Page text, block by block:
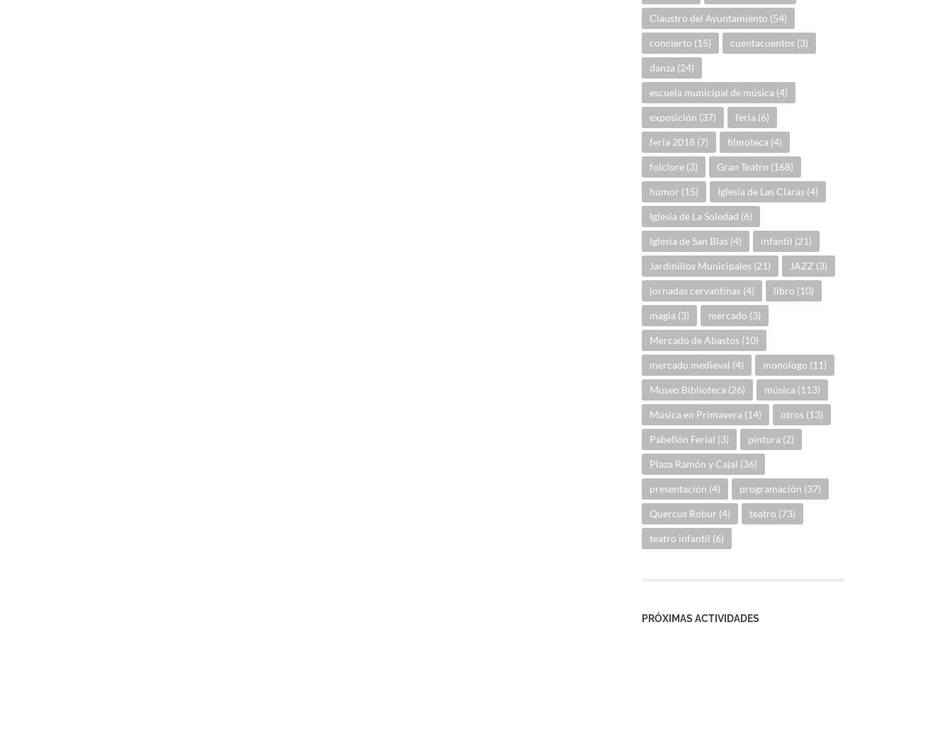
Claustro del Ayuntamiento (54)
concierto (15) cuentacuentos (3)
danza (24)
escuela municipal de música (4)
exposición (37) feria (6)
feria 2018 (7) filmoteca (4)
folclore (3) Gran Teatro (168)
humor (15) Iglesia de Las Claras (4)
Iglesia de La Soledad (6)
Iglesia de San Blas (4) infantil (21)
Jardinillos Municipales (21) JAZZ (3)
jornadas cervantinas (4) libro (10)
magia (3) mercado (3)
Mercado de Abastos (10)
mercado medieval (4) monologo (11)
Museo Biblioteca (26) música (113)
Música en Primavera (14) otros (13)
Pabellón Ferial (3) pintura (2)
Plaza Ramón y Cajal (36)
presentación (4) programación (37)
Quercus Robur (4) teatro (73)
teatro infantil (6)
PRÓXIMAS ACTIVIDADES